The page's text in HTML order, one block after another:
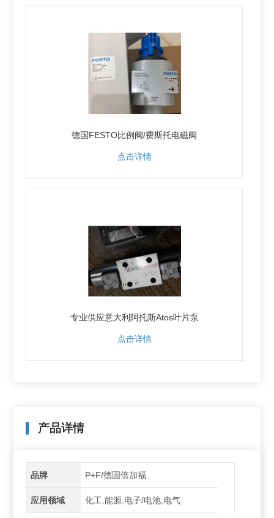
德国FESTO比例阀/费斯托电磁阀
点击详情
专业供应意大利阿托斯Atos叶片泵
点击详情
产品详情
品牌 P+F/德国倍加福
应用领域 化工,能源,电子/电池,电气